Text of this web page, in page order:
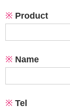
※ Product
※ Name
※ Tel